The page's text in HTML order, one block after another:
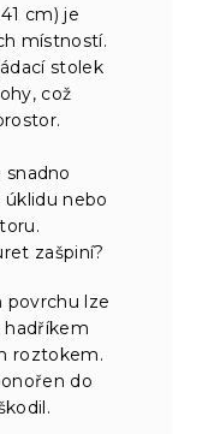
cm) je
místností.
stolek
což
nebo
zašpiní?
povrchu lze
hadříkem
roztokem.
do